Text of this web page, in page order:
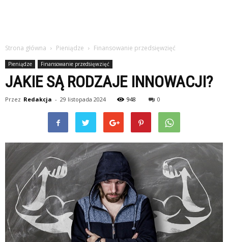
Strona główna Pieniądze Finansowanie przedsięwzięć
Pieniądze Finansowanie przedsięwzięć
JAKIE SĄ RODZAJE INNOWACJI?
Przez Redakcja - 29 listopada 2024 948 0